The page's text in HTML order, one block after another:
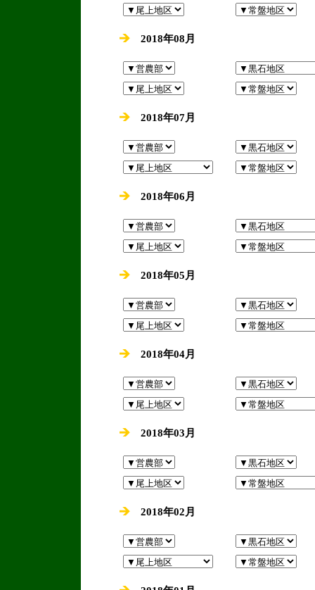
2018年08月
2018年07月
2018年06月
2018年05月
2018年04月
2018年03月
2018年02月